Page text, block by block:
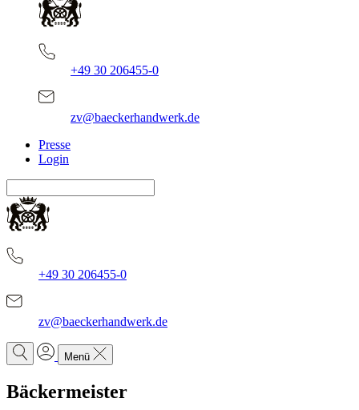
+49 30 206455-0
zv@baeckerhandwerk.de
Presse
Login
+49 30 206455-0
zv@baeckerhandwerk.de
Menü
Bäckermeister